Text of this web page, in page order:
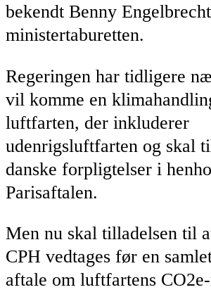
bekendt Benny Engelbrecht
ministertaburetten.
Regeringen har tidligere
vil komme en
luftfarten, der inkluderer
udenrigsluftfarten og skal
danske forpligtelser i
Parisaftalen.
Men nu skal tilladelsen til
CPH vedtages før en
aftale om luftfartens